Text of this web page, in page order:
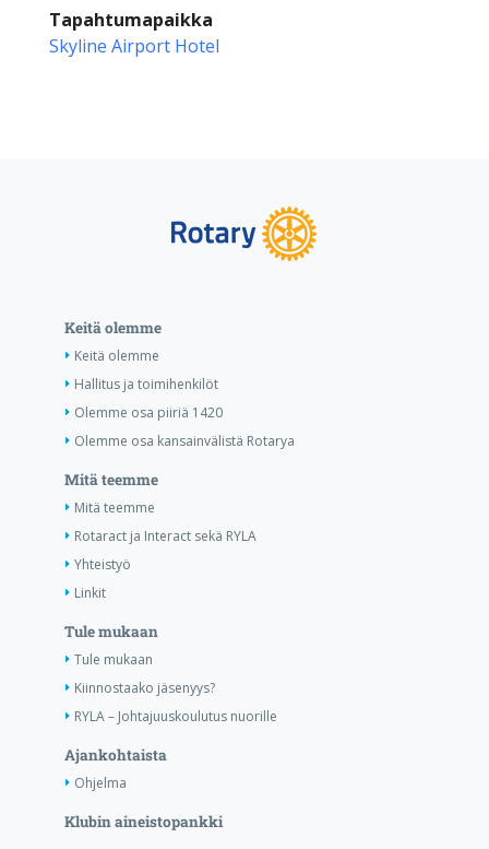
Tapahtumapaikka
Skyline Airport Hotel
Keitä olemme
Keitä olemme
Hallitus ja toimihenkilöt
Olemme osa piiriä 1420
Olemme osa kansainvälistä Rotarya
Mitä teemme
Mitä teemme
Rotaract ja Interact sekä RYLA
Yhteistyö
Linkit
Tule mukaan
Tule mukaan
Kiinnostaako jäsenyys?
RYLA – Johtajuuskoulutus nuorille
Ajankohtaista
Ohjelma
Klubin aineistopankki